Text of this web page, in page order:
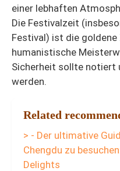
einer lebhaften
Die Festivalzeit
Festival) ist die
humanistische
Sicherheit sollte notiert
werden.
Related
> - Der ultimative
Chengdu zu
Delights